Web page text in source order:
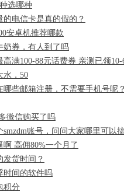
选哪种
的电信卡是真的假的？
安卓机推荐哪款
奶券，有人到了吗
满100-88元话费券 亲测已领10-
水，50
哪些邮箱注册，不需要手机号呢？
微信购买了吗
账号，问问大家哪里可以
高佣80%一个月了
发货时间？
时间的软件吗
积分